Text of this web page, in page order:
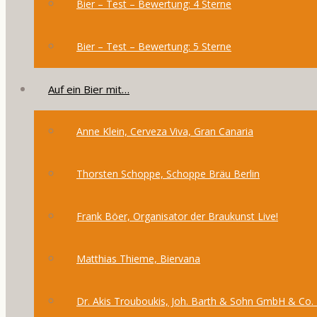
Bier – Test – Bewertung: 4 Sterne
Bier – Test – Bewertung: 5 Sterne
Auf ein Bier mit…
Anne Klein, Cerveza Viva, Gran Canaria
Thorsten Schoppe, Schoppe Bräu Berlin
Frank Böer, Organisator der Braukunst Live!
Matthias Thieme, Biervana
Dr. Akis Trouboukis, Joh. Barth & Sohn GmbH & Co.